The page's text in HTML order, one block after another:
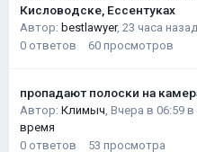
Кисловодске, Ессентуках
Автор: bestlawyer, 23 часа назад
0 ответов 60 просмотров
пропадают полоски на
Автор: Климыч, Вчера в 06:59 в
время
0 ответов 53 просмотра